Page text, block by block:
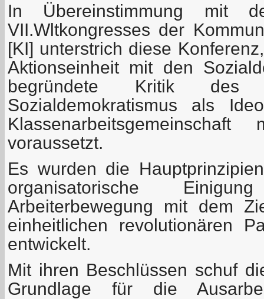
In Übereinstimmung mit
VII.Wltkongresses der
[KI] unterstrich diese
Aktionseinheit mit den
begründete Kritik des
Sozialdemokratismus als
voraussetzt.
Es wurden die
organisatorische
Arbeiterbewegung mit dem
einheitlichen revolutionären
entwickelt.
Mit ihren Beschlüssen schuf
Grundlage für die